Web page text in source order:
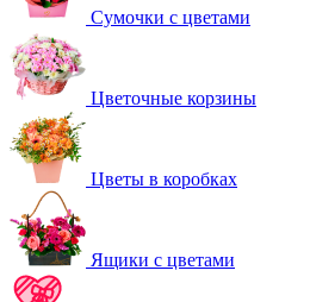
Сумочки с цветами
Цветочные корзины
Цветы в коробках
Ящики с цветами